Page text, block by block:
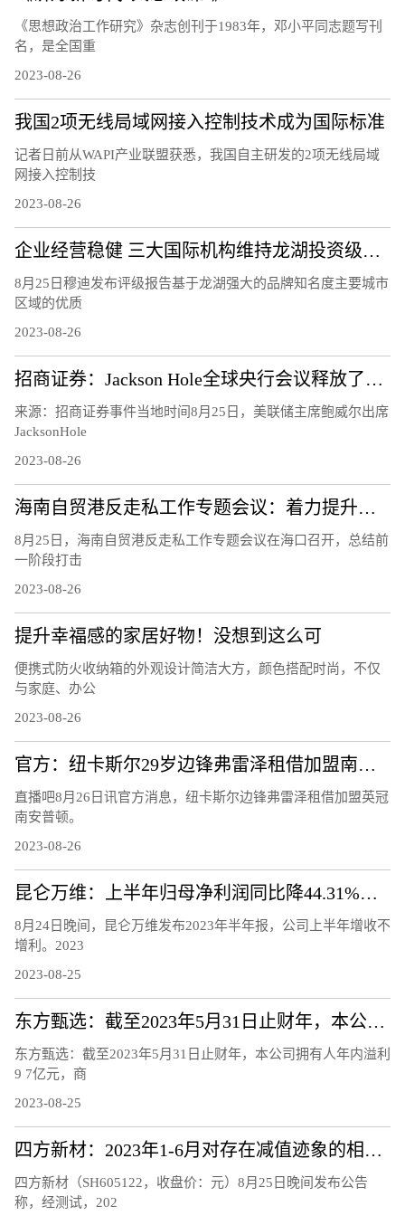
《思想政治工作研究》杂志创刊于1983年，邓小平同志题写刊
名，是全国重
2023-08-26
我国2项无线局域网接入控制技术成为国际标准
记者日前从WAPI产业联盟获悉，我国自主研发的2项无线局域
网接入控制技
2023-08-26
企业经营稳健 三大国际机构维持龙湖投资级评级
8月25日穆迪发布评级报告基于龙湖强大的品牌知名度主要城市
区域的优质
2023-08-26
招商证券：Jackson Hole全球央行会议释放了怎样的信号？
来源：招商证券事件当地时间8月25日，美联储主席鲍威尔出席
JacksonHole
2023-08-26
海南自贸港反走私工作专题会议：着力提升风险识别能力 下好风险防控的“先手棋”
8月25日，海南自贸港反走私工作专题会议在海口召开，总结前
一阶段打击
2023-08-26
提升幸福感的家居好物！没想到这么可
便携式防火收纳箱的外观设计简洁大方，颜色搭配时尚，不仅
与家庭、办公
2023-08-26
官方：纽卡斯尔29岁边锋弗雷泽租借加盟南安普顿
直播吧8月26日讯官方消息，纽卡斯尔边锋弗雷泽租借加盟英冠
南安普顿。
2023-08-26
昆仑万维：上半年归母净利润同比降44.31%，股价年内翻番
8月24日晚间，昆仑万维发布2023年半年报，公司上半年增收不
增利。2023
2023-08-25
东方甄选：截至2023年5月31日止财年，本公司拥有人年内溢利9.7亿元，商品交易总额100亿元
东方甄选：截至2023年5月31日止财年，本公司拥有人年内溢利
9 7亿元，商
2023-08-25
四方新材：2023年1-6月对存在减值迹象的相关资产计提减值准备3027.15万元
四方新材（SH605122，收盘价：元）8月25日晚间发布公告
称，经测试，202